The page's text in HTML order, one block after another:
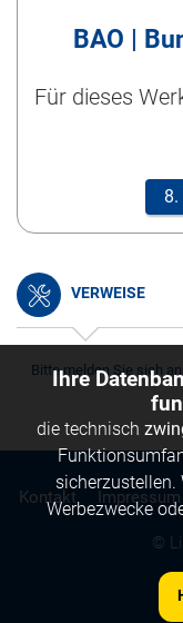
BAO |
Für dieses
VERWEISE
Bitte melden Sie sich an.
©
Kontakt Impressum
Ihre
die technisch
sicherzustellen.
Werbezwecke